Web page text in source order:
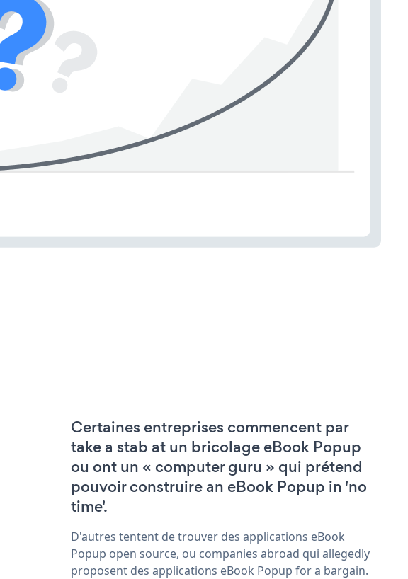
Certaines entreprises commencent par
take a stab at un bricolage eBook Popup
ou ont un « computer guru » qui prétend
pouvoir construire an eBook Popup in 'no
time'.
D'autres tentent de trouver des applications eBook
Popup open source, ou companies abroad qui allegedly
proposent des applications eBook Popup for a bargain.